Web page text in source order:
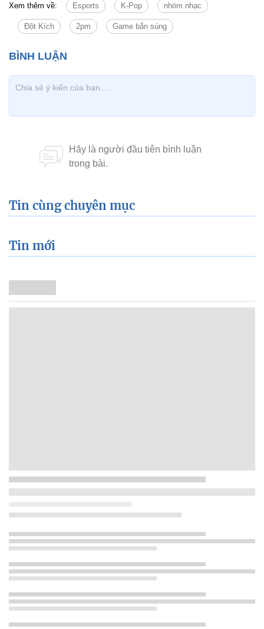
Xem thêm về: Esports K-Pop nhóm nhạc
Đột Kích 2pm Game bắn súng
Tin cùng chuyên mục
Tin mới